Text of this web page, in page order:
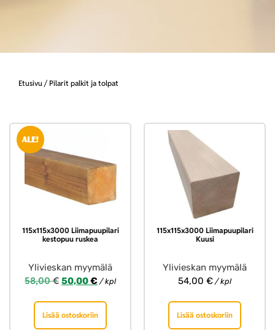
Etusivu / Pilarit palkit ja tolpat
ALE!
115x115x3000 Liimapuupilari
kestopuu ruskea
Ylivieskan myymälä
58,00€ 50,00€ / kpl
Lisää ostoskoriin
115x115x3000 Liimapuupilari
Kuusi
Ylivieskan myymälä
54,00 € / kpl
Lisää ostoskoriin